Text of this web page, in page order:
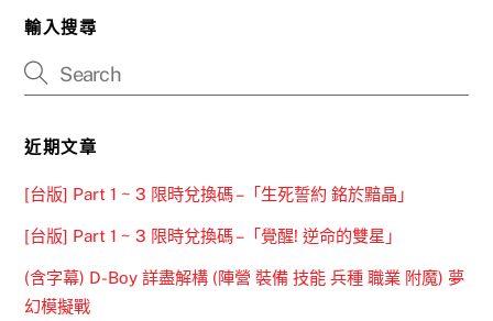
輸入搜尋
近期文章
[台版] Part 1 ~ 3 限時兌換碼 –「生死誓約 銘於黯晶」
[台版] Part 1 ~ 3 限時兌換碼 –「覺醒! 逆命的雙星」
(含字幕) D-Boy 詳盡解構 (陣營 裝備 技能 兵種 職業 附魔) 夢
幻模擬戰